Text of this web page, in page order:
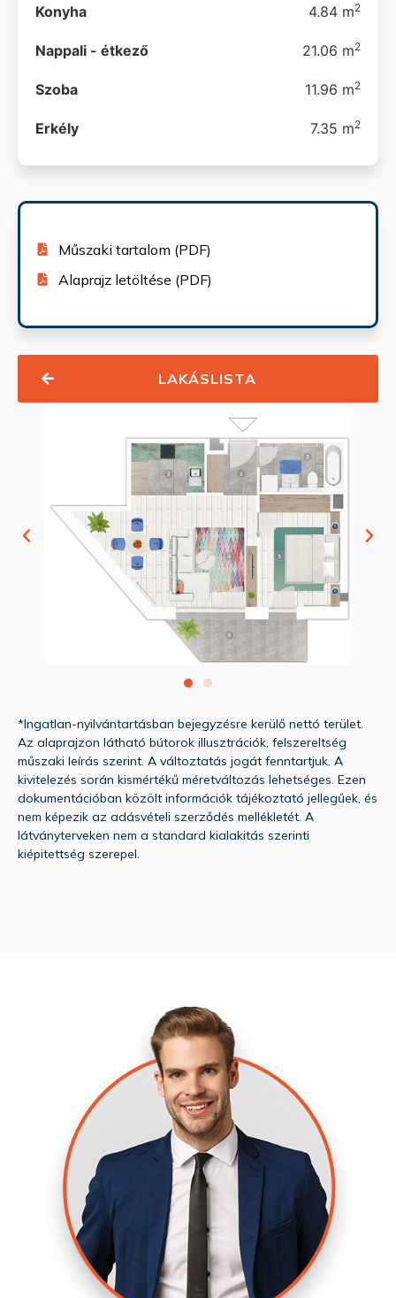
*Ingatlan-nyilvántartásban bejegyzésre kerülő nettó terület.
Az alaprajzon látható bútorok illusztrációk, felszereltség
műszaki leírás szerint. A változtatás jogát fenntartjuk. A
kivitelezés során kismértékű méretváltozás lehetséges. Ezen
dokumentációban közölt információk tájékoztató jellegűek, és
nem képezik az adásvételi szerződés mellékletét. A
látványterveken nem a standard kialakitás szerinti
kiépitettség szerepel.
Konyha 4.84 m2
Nappali - étkező 21.06 m2
Szoba 11.96 m2
Erkély 7.35 m2
Műszaki tartalom (PDF)
Alaprajz letöltése (PDF)
LAKÁSLISTA